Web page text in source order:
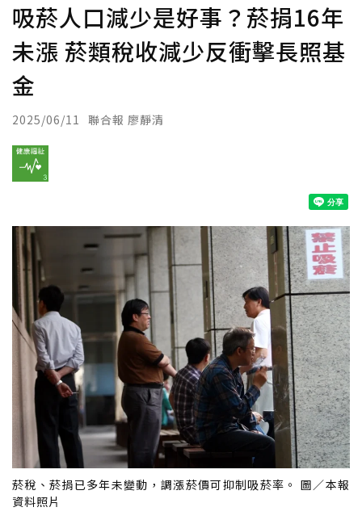
吸菸人口減少是好事？菸捐16年
未漲 菸類稅收減少反衝擊長照基
金
2025/06/11 聯合報 廖靜清
菸稅、菸捐已多年未變動，調漲菸價可抑制吸菸率。 圖／本報
資料照片